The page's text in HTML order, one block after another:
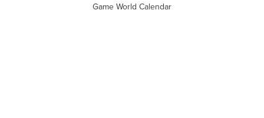
Game World Calendar